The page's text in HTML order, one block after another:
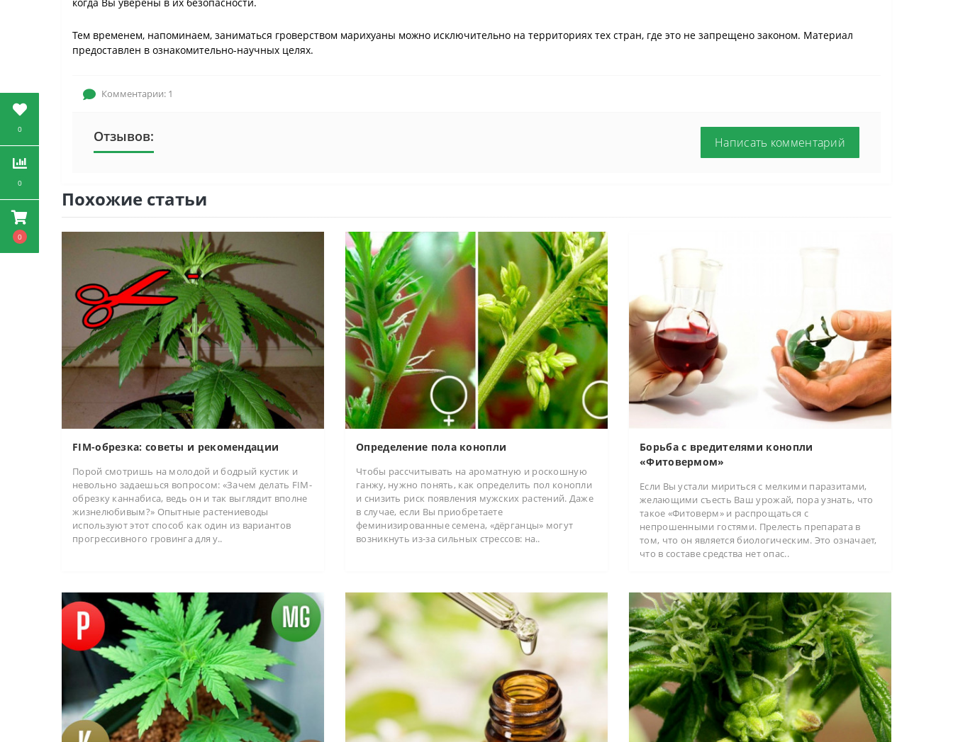
0
0
0
Тем временем, напоминаем, заниматься гроверством марихуаны можно исключительно на территориях тех стран, где это не запрещено законом. Материал
предоставлен в ознакомительно-научных целях.
Комментарии: 1
Отзывов: Написать комментарий
Похожие статьи
FIM-обрезка: советы и рекомендации
Порой смотришь на молодой и бодрый кустик и
невольно задаешься вопросом: «Зачем делать FIM-
обрезку каннабиса, ведь он и так выглядит вполне
жизнелюбивым?» Опытные растениеводы
используют этот способ как один из вариантов
прогрессивного гровинга для у..
Определение пола конопли
Чтобы рассчитывать на ароматную и роскошную
ганжу, нужно понять, как определить пол конопли
и снизить риск появления мужских растений. Даже
в случае, если Вы приобретаете
феминизированные семена, «дёрганцы» могут
возникнуть из-за сильных стрессов: на..
Борьба с вредителями конопли
«Фитовермом»
Если Вы устали мириться с мелкими паразитами,
желающими съесть Ваш урожай, пора узнать, что
такое «Фитоверм» и распрощаться с
непрошенными гостями. Прелесть препарата в
том, что он является биологическим. Это означает,
что в составе средства нет опас..